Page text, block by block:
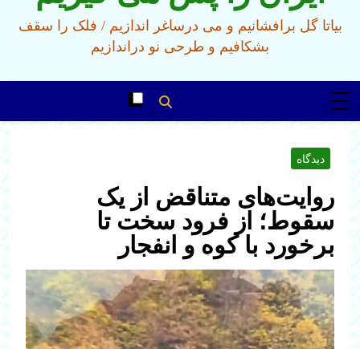
بیاتا گل برافشانیم و می درساغر اندازیم / فلک را سقف
بشکافیم و طرحی نو دراندازیم
دیدگاه
روایت‌های متناقض از یک
سقوط؛ از فرود سخت تا
برخورد با کوه و انفجار